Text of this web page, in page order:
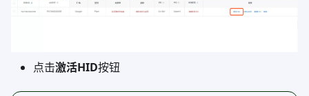
点击激活HID按钮